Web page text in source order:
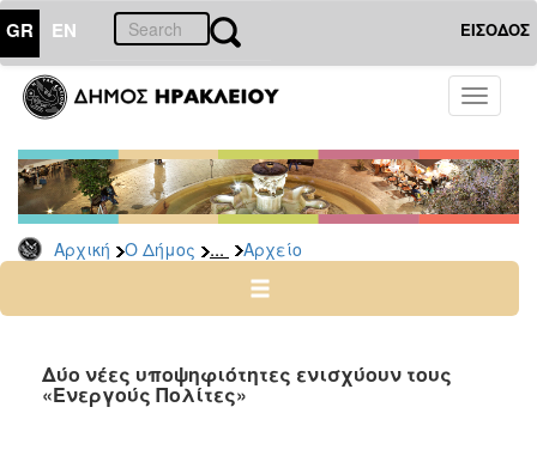
GR EN ΕΙΣΟΔΟΣ
Toggle
Αρχική Ο Δήμος ... Αρχείο
ΔΗΜΟΣ
Δημοτικές
Παρατάξεις
Αρχείο
Δύο νέες υποψηφιότητες ενισχύουν τους
«Ενεργούς Πολίτες»